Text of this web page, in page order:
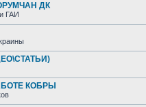
ДК
ГАИ
КОБРЫ